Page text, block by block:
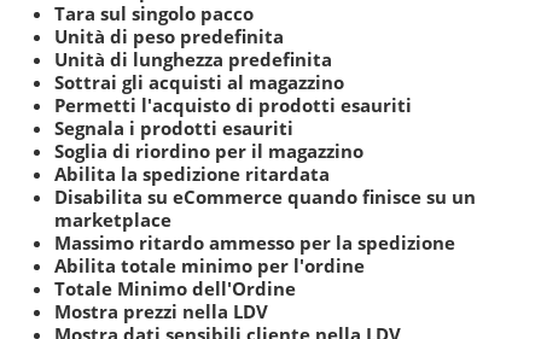
Tara sul singolo pacco
Unità di peso predefinita
Unità di lunghezza predefinita
Sottrai gli acquisti al magazzino
Permetti l'acquisto di prodotti esauriti
Segnala i prodotti esauriti
Soglia di riordino per il magazzino
Abilita la spedizione ritardata
Disabilita su eCommerce quando finisce su un
marketplace
Massimo ritardo ammesso per la spedizione
Abilita totale minimo per l'ordine
Totale Minimo dell'Ordine
Mostra prezzi nella LDV